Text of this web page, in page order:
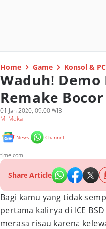
Home Game Konsol & PC
Waduh! Demo
Remake
01 Jan 2020, 09:00 WIB
M. Meka
News Channel
time.com
Share Article
Bagi kamu yang tidak
pertama kalinya di ICE
merasa risau karena